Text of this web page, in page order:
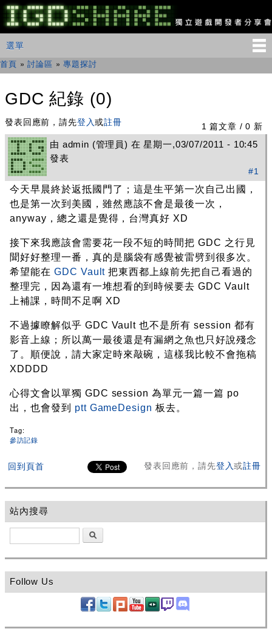
移
至
主
IGDSHARE
獨
遊
發
分
享
主選單
選單
您在這裡
首頁 »討論區 »專題探討
GDC 紀錄 (0)
1 篇文章 / 0 新
發表回應前，請先登入或註冊
由 admin (管理員) 在 星期一,03/07/2011 - 10:45
發表
#1
今天早晨終於返抵國門了；這是生平第一次自己出國，
也是第一次到美國，雖然應該不會是最後一次，
anyway，總之還是覺得，台灣真好 XD
接下來我應該會需要花一段不短的時間把 GDC 之行見
聞好好整理一番，真的是腦袋有感覺被雷劈到很多次。
希望能在 GDC Vault 把東西都上線前先把自己看過的
整理完，因為還有一堆想看的到時候要去 GDC Vault
上補課，時間不足啊 XD
不過據瞭解似乎 GDC Vault 也不是所有 session 都有
影音上線；所以萬一最後還是有漏網之魚也只好說殘念
了。順便說，請大家定時來敲碗，這樣我比較不會拖稿
XDDDD
心得文會以單獨 GDC session 為單元一篇一篇 po
出，也會發到 ptt GameDesign 板去。
Tag:
參訪記錄
回到頁首 發表回應前，請先登入或註冊
站內搜尋
Follow Us